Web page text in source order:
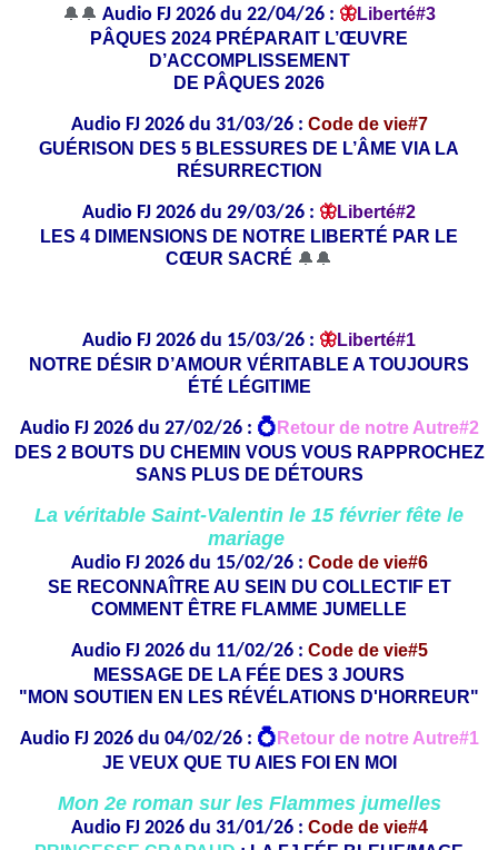
🔔🔔 Audio FJ 2026 du 22/04/26 : 🦋Liberté#3
PÂQUES 2024 PRÉPARAIT L’ŒUVRE
D’ACCOMPLISSEMENT
DE PÂQUES 2026
Audio FJ 2026 du 31/03/26 : Code de vie#7
GUÉRISON DES 5 BLESSURES DE L’ÂME VIA LA
RÉSURRECTION
Audio FJ 2026 du 29/03/26 : 🦋Liberté#2
LES 4 DIMENSIONS DE NOTRE LIBERTÉ PAR LE
CŒUR SACRÉ 🔔🔔
Audio FJ 2026 du 15/03/26 : 🦋Liberté#1
NOTRE DÉSIR D’AMOUR VÉRITABLE A TOUJOURS
ÉTÉ LÉGITIME
Audio FJ 2026 du 27/02/26 : 💍 Retour de notre Autre#2
DES 2 BOUTS DU CHEMIN VOUS VOUS RAPPROCHEZ
SANS PLUS DE DÉTOURS
La véritable Saint-Valentin le 15 février fête le
mariage
Audio FJ 2026 du 15/02/26 : Code de vie#6
SE RECONNAÎTRE AU SEIN DU COLLECTIF ET
COMMENT ÊTRE FLAMME JUMELLE
Audio FJ 2026 du 11/02/26 : Code de vie#5
MESSAGE DE LA FÉE DES 3 JOURS
"MON SOUTIEN EN LES RÉVÉLATIONS D'HORREUR"
Audio FJ 2026 du 04/02/26 : 💍 Retour de notre Autre#1
JE VEUX QUE TU AIES FOI EN MOI
Mon 2e roman sur les Flammes jumelles
Audio FJ 2026 du 31/01/26 : Code de vie#4